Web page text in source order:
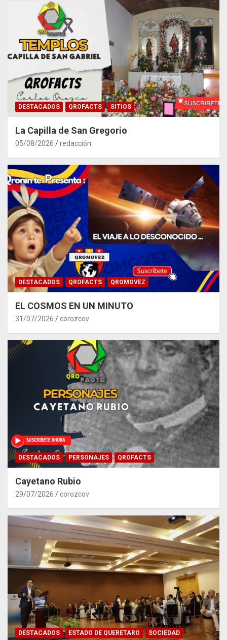
DESTACADOS QROFACTS SITIOS
La Capilla de San Gregorio
05/08/2026 redacción
DESTACADOS QROFACTS QROMOVEZ
EL COSMOS EN UN MINUTO
31/07/2026 corozcov
DESTACADOS PERSONAJES QROFACTS
Cayetano Rubio
29/07/2026 corozcov
DESTACADOS ESTADO DE QUERETARO SOCIEDAD